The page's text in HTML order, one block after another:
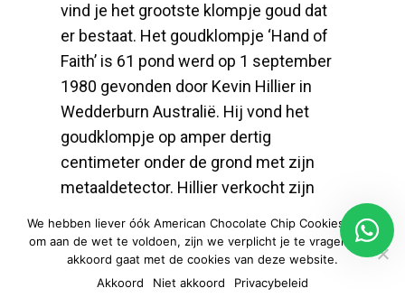
vind je het grootste klompje goud dat
er bestaat. Het goudklompje ‘Hand of
Faith’ is 61 pond werd op 1 september
1980 gevonden door Kevin Hillier in
Wedderburn Australië. Hij vond het
goudklompje op amper dertig
centimeter onder de grond met zijn
metaaldetector. Hillier verkocht zijn
goudklomp voor meer dan een miljoen
dollar aan de Golden Nugget.
We hebben liever óók American Chocolate Chip Cookies, maar
om aan de wet te voldoen, zijn we verplicht je te vragen of je
akkoord gaat met de cookies van deze website.
Akkoord
Niet akkoord Privacybeleid